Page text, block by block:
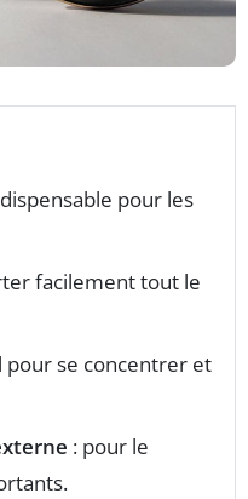
pour les
facilement tout le
pour se concentrer et
: pour le